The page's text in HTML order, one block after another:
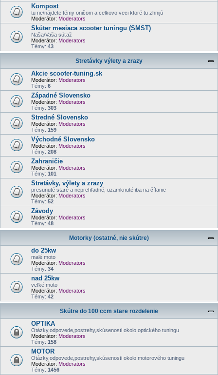
Kompost
tu ne/nájdete témy oničom a celkovo veci ktoré tu zhnijú
Moderátor: Moderators
Skúter mesiaca scooter tuningu (SMST)
Naša/Vaša súťaž
Moderátor: Moderators
Témy: 43
Stretávky výlety a zrazy
Akcie scooter-tuning.sk
Moderátor: Moderators
Témy: 6
Západné Slovensko
Moderátor: Moderators
Témy: 303
Stredné Slovensko
Moderátor: Moderators
Témy: 159
Východné Slovensko
Moderátor: Moderators
Témy: 208
Zahraničie
Moderátor: Moderators
Témy: 101
Stretávky, výlety a zrazy
presunuté staré a neprehľadné, uzamknuté iba na čítanie
Moderátor: Moderators
Témy: 52
Závody
Moderátor: Moderators
Témy: 48
Motorky (ostatné, nie skútre)
do 25kw
malé moto
Moderátor: Moderators
Témy: 34
nad 25kw
veľké moto
Moderátor: Moderators
Témy: 42
Skútre do 100 ccm stare rozdelenie
OPTIKA
Otázky,odpovede,postrehy,skúsenosti okolo optického tuningu
Moderátor: Moderators
Témy: 158
MOTOR
Otázky,odpovede,postrehy,skúsenosti okolo motorového tuningu
Moderátor: Moderators
Témy: 1456